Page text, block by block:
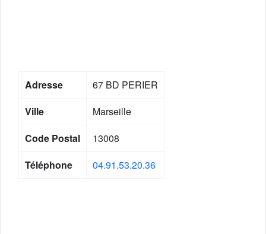
Adresse
67 BD PERIER
Ville
Marseille
Code Postal
13008
Téléphone
04.91.53.20.36